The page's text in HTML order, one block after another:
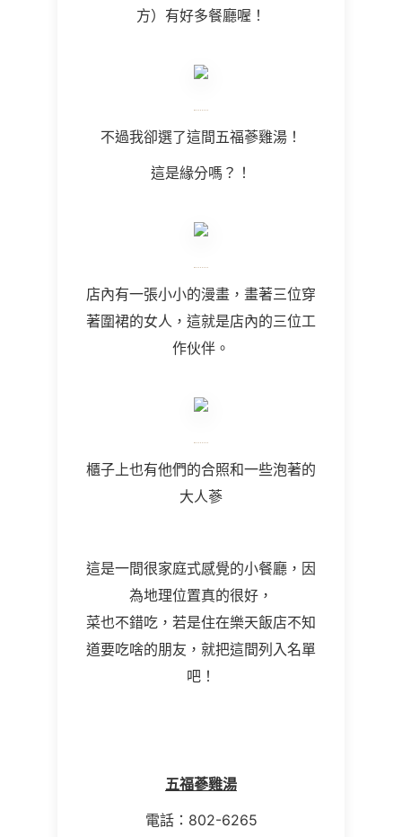
方）有好多餐廳喔！
不過我卻選了這間五福蔘雞湯！
這是緣分嗎？！
店內有一張小小的漫畫，畫著三位穿
著圍裙的女人，這就是店內的三位工
作伙伴。
櫃子上也有他們的合照和一些泡著的
大人蔘
這是一間很家庭式感覺的小餐廳，因
為地理位置真的很好，
菜也不錯吃，若是住在樂天飯店不知
道要吃啥的朋友，就把這間列入名單
吧！
五福蔘雞湯
電話：802-6265